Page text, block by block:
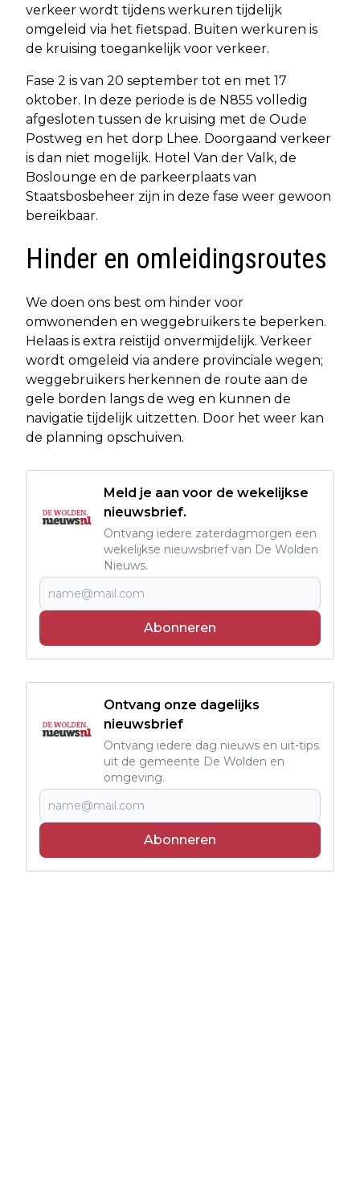
verkeer wordt tijdens werkuren tijdelijk
omgeleid via het fietspad. Buiten werkuren is
de kruising toegankelijk voor verkeer.
Fase 2 is van 20 september tot en met 17
oktober. In deze periode is de N855 volledig
afgesloten tussen de kruising met de Oude
Postweg en het dorp Lhee. Doorgaand verkeer
is dan niet mogelijk. Hotel Van der Valk, de
Boslounge en de parkeerplaats van
Staatsbosbeheer zijn in deze fase weer gewoon
bereikbaar.
Hinder en omleidingsroutes
We doen ons best om hinder voor
omwonenden en weggebruikers te beperken.
Helaas is extra reistijd onvermijdelijk. Verkeer
wordt omgeleid via andere provinciale wegen;
weggebruikers herkennen de route aan de
gele borden langs de weg en kunnen de
navigatie tijdelijk uitzetten. Door het weer kan
de planning opschuiven.
Meld je aan voor de wekelijkse
nieuwsbrief.
Ontvang iedere zaterdagmorgen een
wekelijkse nieuwsbrief van De Wolden
Nieuws.
Abonneren
Ontvang onze dagelijks
nieuwsbrief
Ontvang iedere dag nieuws en uit-tips
uit de gemeente De Wolden en
omgeving.
Abonneren